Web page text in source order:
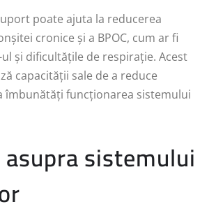
poate ajuta la reducerea
cronice și a BPOC, cum ar fi
și dificultățile de respirație. Acest
capacității sale de a reduce
îmbunătăți funcționarea sistemului
sistemului